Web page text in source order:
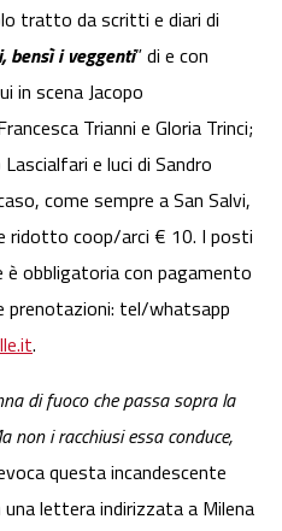
tratto da scritti e diari di
bensì i veggenti” di e con
in scena Jacopo
Trianni e Gloria Trinci;
e luci di Sandro
come sempre a San Salvi,
ridotto coop/arci € 10. I posti
obbligatoria con pagamento
prenotazioni: tel/whatsapp
.
di fuoco che passa sopra la
non i racchiusi essa conduce,
questa incandescente
lettera indirizzata a Milena